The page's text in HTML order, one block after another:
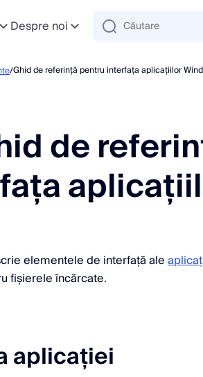
Despre noi
/Ghid de referință pentru interfața aplicațiilor
de
elementele de interfață ale
fișierele încărcate.
aplicației